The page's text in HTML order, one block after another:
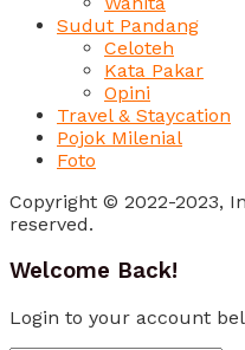
Sudut Pandang
Celoteh
Kata Pakar
Opini
Travel & Staycation
Pojok Milenial
Foto
Copyright © 2022-2023,
reserved.
Welcome Back!
Login to your account